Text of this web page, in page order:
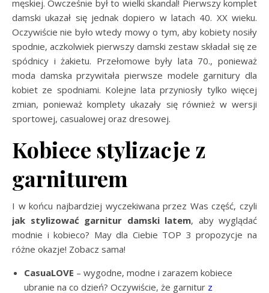
męskiej. Ówcześnie był to wielki skandal! Pierwszy komplet
damski ukazał się jednak dopiero w latach 40. XX wieku.
Oczywiście nie było wtedy mowy o tym, aby kobiety nosiły
spodnie, aczkolwiek pierwszy damski zestaw składał się ze
spódnicy i żakietu. Przełomowe były lata 70., ponieważ
moda damska przywitała pierwsze modele garnitury dla
kobiet ze spodniami. Kolejne lata przyniosły tylko więcej
zmian, ponieważ komplety ukazały się również w wersji
sportowej, casualowej oraz dresowej.
Kobiece stylizacje z
garniturem
I w końcu najbardziej wyczekiwana przez Was część, czyli
jak stylizować garnitur damski latem, aby wyglądać
modnie i kobieco? May dla Ciebie TOP 3 propozycje na
różne okazje! Zobacz sama!
CasuaLOVE – wygodne, modne i zarazem kobiece
ubranie na co dzień? Oczywiście, że garnitur z